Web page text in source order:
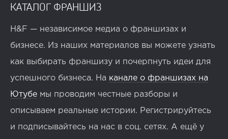
КАТАЛОГ ФРАНШИЗ
H&F — независимое медиа о франшизах и
бизнесе. Из наших материалов вы можете узнать
как выбирать франшизу и почерпнуть идеи для
успешного бизнеса. На канале о франшизах на
Ютубе мы проводим честные разборы и
описываем реальные истории. Регистрируйтесь
и подписывайтесь на нас в соц. сетях. А ещё у